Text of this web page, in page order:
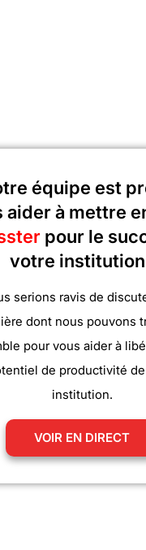
équipe est
aider à mettre
pour le
votre
serions ravis de
dont nous pouvons
pour vous aider à
de productivité
institution.
VOIR EN DIRECT